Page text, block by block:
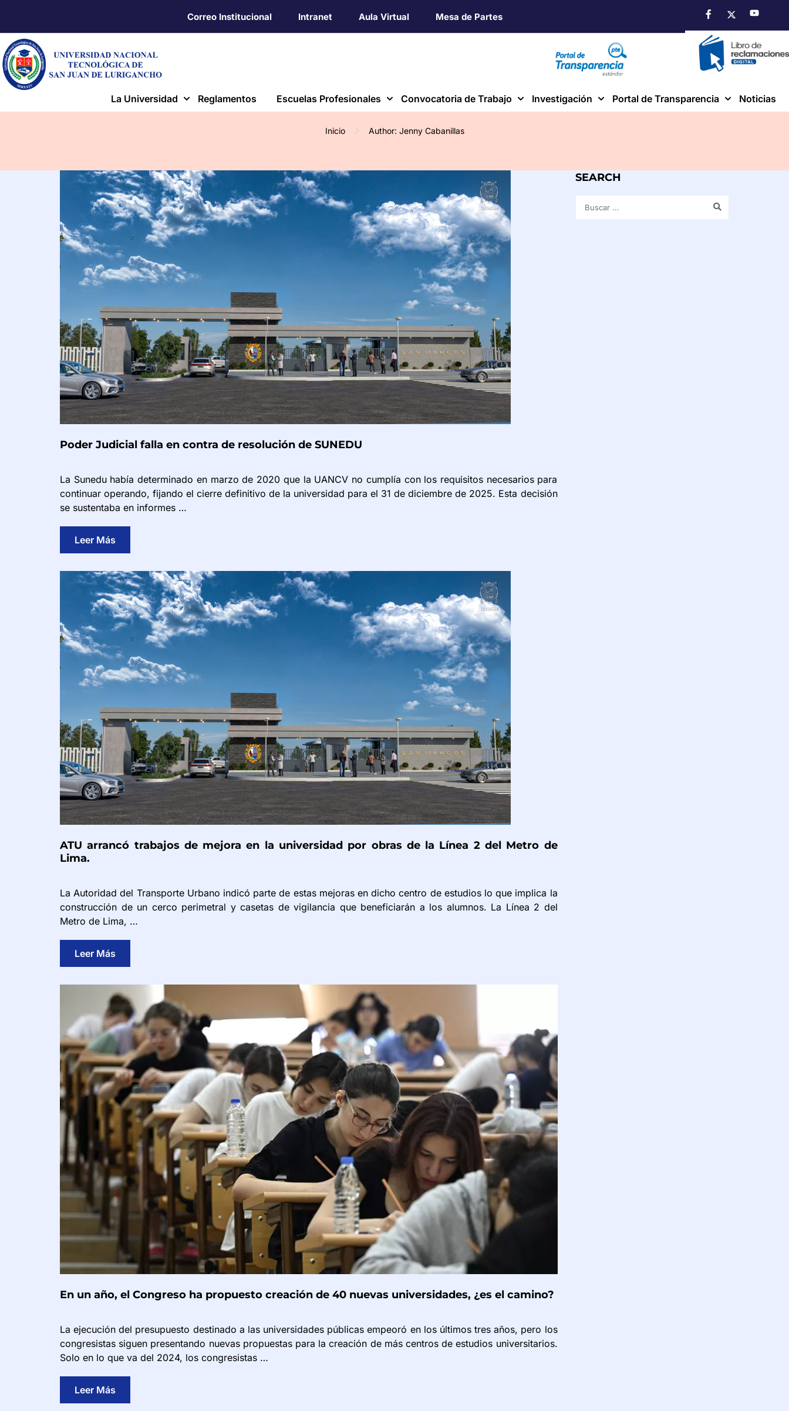
Correo Institucional Intranet Aula Virtual Mesa de Partes
La Universidad Reglamentos Escuelas Profesionales Convocatoria de Trabajo Investigación Portal de Transparencia Noticias
Inicio Author: Jenny Cabanillas
Poder Judicial falla en contra de resolución de SUNEDU
La Sunedu había determinado en marzo de 2020 que la UANCV no cumplía con los requisitos necesarios para
continuar operando, fijando el cierre definitivo de la universidad para el 31 de diciembre de 2025. Esta decisión
se sustentaba en informes …
Leer Más
ATU arrancó trabajos de mejora en la universidad por obras de la Línea 2 del Metro de
Lima.
La Autoridad del Transporte Urbano indicó parte de estas mejoras en dicho centro de estudios lo que implica la
construcción de un cerco perimetral y casetas de vigilancia que beneficiarán a los alumnos. La Línea 2 del
Metro de Lima, …
Leer Más
En un año, el Congreso ha propuesto creación de 40 nuevas universidades, ¿es el camino?
La ejecución del presupuesto destinado a las universidades públicas empeoró en los últimos tres años, pero los
congresistas siguen presentando nuevas propuestas para la creación de más centros de estudios universitarios.
Solo en lo que va del 2024, los congresistas …
Leer Más
SEARCH